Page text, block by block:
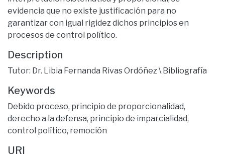
evidencia que no existe justificación para no
garantizar con igual rigidez dichos principios en
procesos de control político.
Description
Tutor: Dr. Libia Fernanda Rivas Ordóñez \ Bibliografía
Keywords
Debido proceso, principio de proporcionalidad,
derecho a la defensa, principio de imparcialidad,
control político, remoción
URI